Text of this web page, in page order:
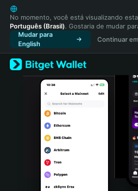
English
日本語
Tiếng Việt
Русский
Español (Latinoamérica)
Türkçe
Italiano
Português (Portugal)
Bahasa Indonesia
No momento, você está visualizando
Português (Brasil). Gostaria de mudar
Mudar para
English
Continuar